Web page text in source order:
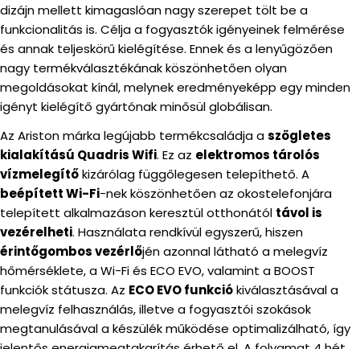
dizájn mellett kimagaslóan nagy szerepet tölt be a
funkcionalitás is. Célja a fogyasztók igényeinek felmérése
és annak teljeskörű kielégítése. Ennek és a lenyűgözően
nagy termékválasztékának köszönhetően olyan
megoldásokat kínál, melynek eredményeképp egy minden
igényt kielégítő gyártónak minősül globálisan.
Az Ariston márka legújabb termékcsaládja aszögletes
kialakítású Quadris Wifi. Ez az elektromos tárolós
vízmelegítőkizárólag függőlegesen telepíthető. A
beépített Wi-Fi-nek köszönhetően az okostelefonjára
telepített alkalmazáson keresztül otthonától távol is
vezérelheti. Használata rendkívül egyszerű, hiszen
érintőgombos vezérlőjén azonnal látható a melegvíz
hőmérséklete, a Wi-Fi és ECO EVO, valamint a BOOST
funkciók státusza. Az ECO EVO funkciókiválasztásával a
melegvíz felhasználás, illetve a fogyasztói szokások
megtanulásával a készülék működése optimalizálható, így